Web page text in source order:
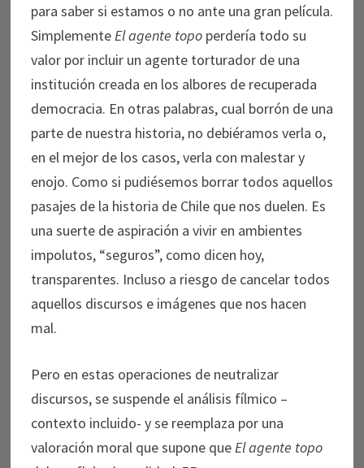
para saber si estamos o no ante una gran película.
Simplemente El agente topoperdería todo su
valor por incluir un agente torturador de una
institución creada en los albores de recuperada
democracia. En otras palabras, cual borrón de una
parte de nuestra historia, no debiéramos verla o,
en el mejor de los casos, verla con malestar y
enojo. Como si pudiésemos borrar todos aquellos
pasajes de la historia de Chile que nos duelen. Es
una suerte de aspiración a vivir en ambientes
impolutos, “seguros”, como dicen hoy,
transparentes. Incluso a riesgo de cancelar todos
aquellos discursos e imágenes que nos hacen
mal.
Pero en estas operaciones de neutralizar
discursos, se suspende el análisis fílmico –
contexto incluido- y se reemplaza por una
valoración moral que supone que El agente topo